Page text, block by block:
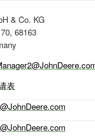
& Co. KG
68163
表